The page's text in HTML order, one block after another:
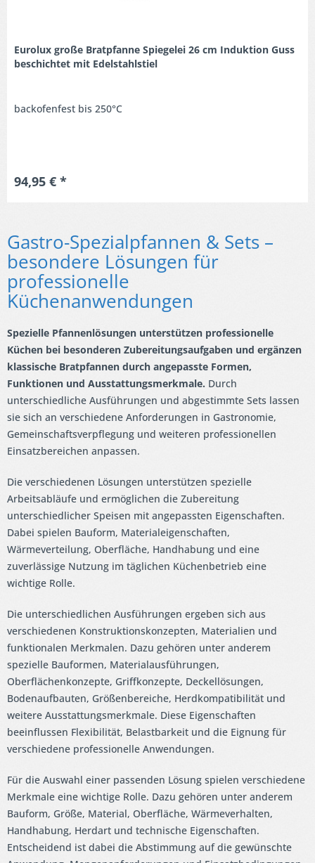
Eurolux große Bratpfanne Spiegelei 26 cm Induktion Guss
beschichtet mit Edelstahlstiel
backofenfest bis 250°C
94,95 € *
Gastro-Spezialpfannen & Sets –
besondere Lösungen für
professionelle
Küchenanwendungen
Spezielle Pfannenlösungen unterstützen professionelle
Küchen bei besonderen Zubereitungsaufgaben und ergänzen
klassische Bratpfannen durch angepasste Formen,
Funktionen und Ausstattungsmerkmale. Durch
unterschiedliche Ausführungen und abgestimmte Sets lassen
sie sich an verschiedene Anforderungen in Gastronomie,
Gemeinschaftsverpflegung und weiteren professionellen
Einsatzbereichen anpassen.
Die verschiedenen Lösungen unterstützen spezielle
Arbeitsabläufe und ermöglichen die Zubereitung
unterschiedlicher Speisen mit angepassten Eigenschaften.
Dabei spielen Bauform, Materialeigenschaften,
Wärmeverteilung, Oberfläche, Handhabung und eine
zuverlässige Nutzung im täglichen Küchenbetrieb eine
wichtige Rolle.
Die unterschiedlichen Ausführungen ergeben sich aus
verschiedenen Konstruktionskonzepten, Materialien und
funktionalen Merkmalen. Dazu gehören unter anderem
spezielle Bauformen, Materialausführungen,
Oberflächenkonzepte, Griffkonzepte, Deckellösungen,
Bodenaufbauten, Größenbereiche, Herdkompatibilität und
weitere Ausstattungsmerkmale. Diese Eigenschaften
beeinflussen Flexibilität, Belastbarkeit und die Eignung für
verschiedene professionelle Anwendungen.
Für die Auswahl einer passenden Lösung spielen verschiedene
Merkmale eine wichtige Rolle. Dazu gehören unter anderem
Bauform, Größe, Material, Oberfläche, Wärmeverhalten,
Handhabung, Herdart und technische Eigenschaften.
Entscheidend ist dabei die Abstimmung auf die gewünschte